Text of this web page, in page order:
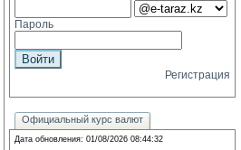
Пароль
Регистрация
Официальный курс валют
Дата обновления: 01/08/2026 08:44:32